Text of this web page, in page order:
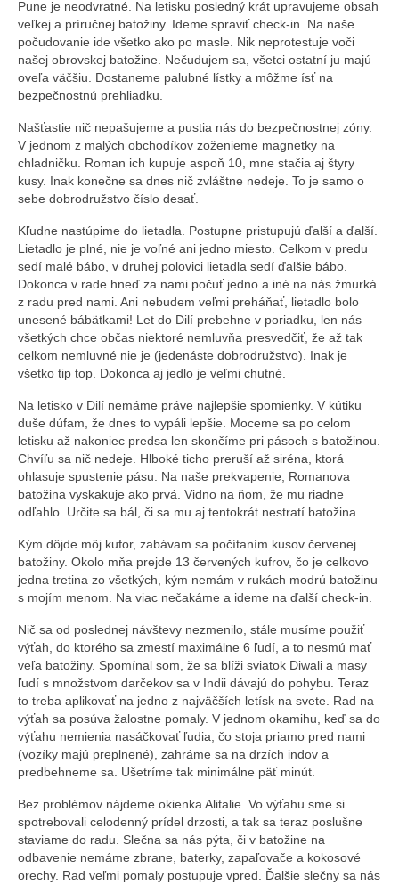
Pune je neodvratné. Na letisku posledný krát upravujeme obsah
veľkej a príručnej batožiny. Ideme spraviť check-in. Na naše
počudovanie ide všetko ako po masle. Nik neprotestuje voči
našej obrovskej batožine. Nečudujem sa, všetci ostatní ju majú
oveľa väčšiu. Dostaneme palubné lístky a môžme ísť na
bezpečnostnú prehliadku.
Našťastie nič nepašujeme a pustia nás do bezpečnostnej zóny.
V jednom z malých obchodíkov zoženieme magnetky na
chladničku. Roman ich kupuje aspoň 10, mne stačia aj štyry
kusy. Inak konečne sa dnes nič zvláštne nedeje. To je samo o
sebe dobrodružstvo číslo desať.
Kľudne nastúpime do lietadla. Postupne pristupujú ďalší a ďalší.
Lietadlo je plné, nie je voľné ani jedno miesto. Celkom v predu
sedí malé bábo, v druhej polovici lietadla sedí ďalšie bábo.
Dokonca v rade hneď za nami počuť jedno a iné na nás žmurká
z radu pred nami. Ani nebudem veľmi preháňať, lietadlo bolo
unesené bábätkami! Let do Dilí prebehne v poriadku, len nás
všetkých chce občas niektoré nemluvňa presvedčiť, že až tak
celkom nemluvné nie je (jedenáste dobrodružstvo). Inak je
všetko tip top. Dokonca aj jedlo je veľmi chutné.
Na letisko v Dilí nemáme práve najlepšie spomienky. V kútiku
duše dúfam, že dnes to vypáli lepšie. Moceme sa po celom
letisku až nakoniec predsa len skončíme pri pásoch s batožinou.
Chvíľu sa nič nedeje. Hlboké ticho preruší až siréna, ktorá
ohlasuje spustenie pásu. Na naše prekvapenie, Romanova
batožina vyskakuje ako prvá. Vidno na ňom, že mu riadne
odľahlo. Určite sa bál, či sa mu aj tentokrát nestratí batožina.
Kým dôjde môj kufor, zabávam sa počítaním kusov červenej
batožiny. Okolo mňa prejde 13 červených kufrov, čo je celkovo
jedna tretina zo všetkých, kým nemám v rukách modrú batožinu
s mojím menom. Na viac nečakáme a ideme na ďalší check-in.
Nič sa od poslednej návštevy nezmenilo, stále musíme použiť
výťah, do ktorého sa zmestí maximálne 6 ľudí, a to nesmú mať
veľa batožiny. Spomínal som, že sa blíži sviatok Diwali a masy
ľudí s množstvom darčekov sa v Indii dávajú do pohybu. Teraz
to treba aplikovať na jedno z najväčších letísk na svete. Rad na
výťah sa posúva žalostne pomaly. V jednom okamihu, keď sa do
výťahu nemienia nasáčkovať ľudia, čo stoja priamo pred nami
(vozíky majú preplnené), zahráme sa na drzích indov a
predbehneme sa. Ušetríme tak minimálne päť minút.
Bez problémov nájdeme okienka Alitalie. Vo výťahu sme si
spotrebovali celodenný prídel drzosti, a tak sa teraz poslušne
staviame do radu. Slečna sa nás pýta, či v batožine na
odbavenie nemáme zbrane, baterky, zapaľovače a kokosové
orechy. Rad veľmi pomaly postupuje vpred. Ďalšie slečny sa nás